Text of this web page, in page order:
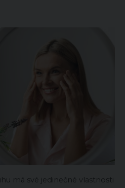
má své jedinečné vlastnosti